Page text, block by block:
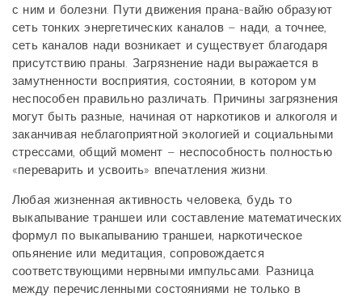
с ним и болезни. Пути движения прана-вайю образуют
сеть тонких энергетических каналов – нади, а точнее,
сеть каналов нади возникает и существует благодаря
присутствию праны. Загрязнение нади выражается в
замутненности восприятия, состоянии, в котором ум
неспособен правильно различать. Причины загрязнения
могут быть разные, начиная от наркотиков и алкоголя и
заканчивая неблагоприятной экологией и социальными
стрессами, общий момент – неспособность полностью
«переварить и усвоить» впечатления жизни.
Любая жизненная активность человека, будь то
выкапывание траншеи или составление математических
формул по выкапыванию траншеи, наркотическое
опьянение или медитация, сопровождается
соответствующими нервными импульсами. Разница
между перечисленными состояниями не только в